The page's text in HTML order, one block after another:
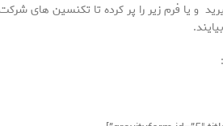
و یا فرم زیر را پر کرده تا تکنسین های